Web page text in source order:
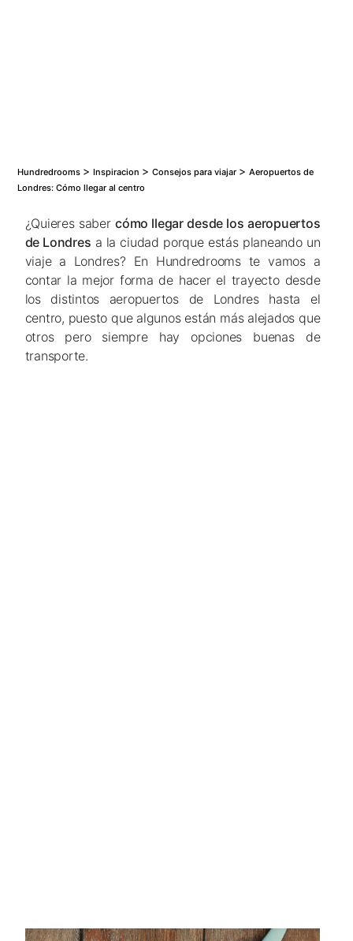
Hundredrooms >Inspiracion >Consejos para viajar >Aeropuertos de
Londres: Cómo llegar al centro
¿Quieres sabercómo llegar desde los aeropuertos
de Londres a la ciudad porque estás planeando un
viaje a Londres? En Hundredrooms te vamos a
contar la mejor forma de hacer el trayecto desde
los distintos aeropuertos de Londres hasta el
centro, puesto que algunos están más alejados que
otros pero siempre hay opciones buenas de
transporte.